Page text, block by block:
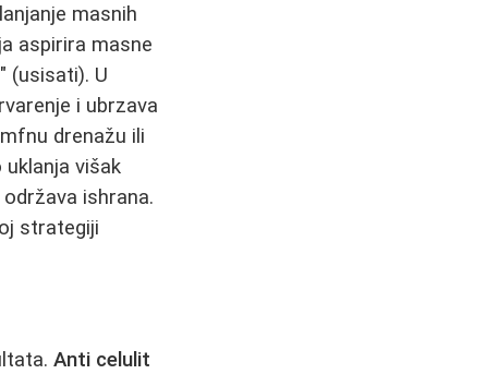
masnih
aspirira masne
(usisati). U
i ubrzava
drenažu ili
višak
ishrana.
strategiji
Anti celulit